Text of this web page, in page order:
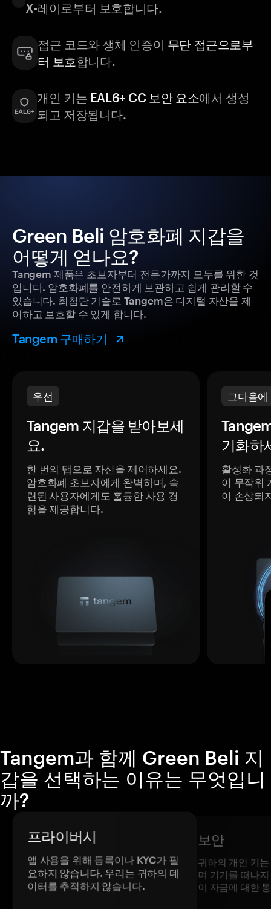
X-레이로부터 보호합니다.
접근 코드와 생체 인증이 무단 접근으로부
터 보호합니다.
개인 키는 EAL6+ CC 보안 요소에서 생성
되고 저장됩니다.
Green Beli 암호화폐 지갑을
어떻게 얻나요?
Tangem 제품은 초보자부터 전문가까지 모두를 위한 것
입니다. 암호화폐를 안전하게 보관하고 쉽게 관리할 수
있습니다. 최첨단 기술로 Tangem은 디지털 자산을 제
어하고 보호할 수 있게 합니다.
Tangem 구매하기
우선
Tangem 지갑을 받아보세
요.
한 번의 탭으로 자산을 제어하세요.
암호화폐 초보자에게 완벽하며, 숙
련된 사용자에게도 훌륭한 사용 경
험을 제공합니다.
그다음에
기화하
활성화 과
이 무작위
이 손상되
Tangem과 함께 Green Beli 지
갑을 선택하는 이유는 무엇입니
까?
프라이버시
앱 사용을 위해 등록이나 KYC가 필
요하지 않습니다. 우리는 귀하의 데
이터를 추적하지 않습니다.
보안
귀하의 개인 키
며 기기를 떠나
이 자금에 대한